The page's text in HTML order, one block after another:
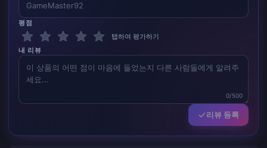
평점
탭하여 평가하기
내 리뷰
0/500
리뷰 등록